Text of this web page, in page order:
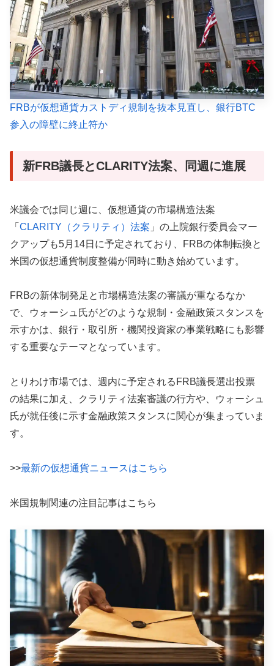
FRBが仮想通貨カストディ規制を抜本見直し、銀行BTC
参入の障壁に終止符か
新FRB議長とCLARITY法案、同週に進展
米議会では同じ週に、仮想通貨の市場構造法案
「 CLARITY（クラリティ）法案 」の上院銀行委員会マー
クアップも5月14日に予定されており、FRBの体制転換と
米国の仮想通貨制度整備が同時に動き始めています。
FRBの新体制発足と市場構造法案の審議が重なるなか
で、ウォーシュ氏がどのような規制・金融政策スタンスを
示すかは、銀行・取引所・機関投資家の事業戦略にも影響
する重要なテーマとなっています。
とりわけ市場では、週内に予定されるFRB議長選出投票
の結果に加え、クラリティ法案審議の行方や、ウォーシュ
氏が就任後に示す金融政策スタンスに関心が集まっていま
す。
>>最新の仮想通貨ニュースはこちら
米国規制関連の注目記事はこちら